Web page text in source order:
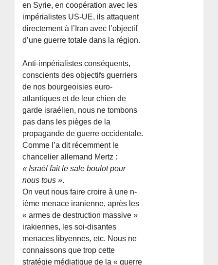
en Syrie, en coopération avec les
impérialistes US-UE, ils attaquent
directement à l’Iran avec l’objectif
d’une guerre totale dans la région.
Anti-impérialistes conséquents,
conscients des objectifs guerriers
de nos bourgeoisies euro-
atlantiques et de leur chien de
garde israélien, nous ne tombons
pas dans les pièges de la
propagande de guerre occidentale.
Comme l’a dit récemment le
chancelier allemand Mertz :
« Israël fait le sale boulot pour
nous tous ».
On veut nous faire croire à une n-
ième menace iranienne, après les
« armes de destruction massive »
irakiennes, les soi-disantes
menaces libyennes, etc. Nous ne
connaissons que trop cette
stratégie médiatique de la « guerre